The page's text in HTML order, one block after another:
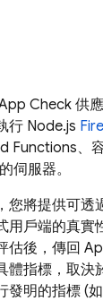
Check 供
行 Node.js
Functions、
伺服器。
您將提供可透
用戶端的真實
估後，傳回
體指標，取決
發明的指標 (